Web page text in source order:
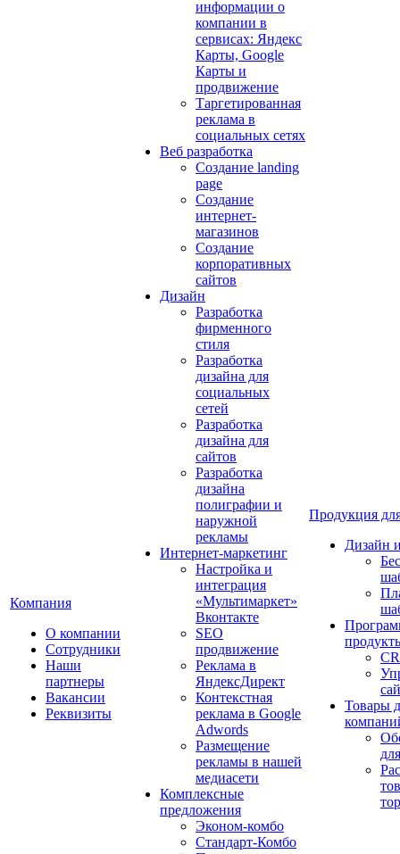
Компания
О компании
Сотрудники
Наши
партнеры
Вакансии
Реквизиты
информации о
компании в
сервисах: Яндекс
Карты, Google
Карты и
продвижение
Таргетированная
реклама в
социальных сетях
Веб разработка
Создание landing
page
Создание
интернет-
магазинов
Создание
корпоративных
сайтов
Дизайн
Разработка
фирменного
стиля
Разработка
дизайна для
социальных
сетей
Разработка
дизайна для
сайтов
Разработка
дизайна
полиграфии и
наружной
рекламы
Интернет-маркетинг
Настройка и
интеграция
«Мультимаркет»
Вконтакте
SEO
продвижение
Реклама в
ЯндексДирект
Контекстная
реклама в Google
Adwords
Размещение
рекламы в нашей
медиасети
Комплексные
предложения
Эконом-комбо
Стандарт-Комбо
Продукция
Дизайн
Товары